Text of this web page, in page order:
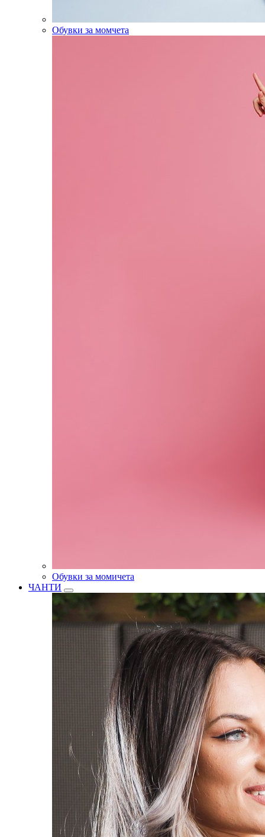
Обувки за момчета
Обувки за момичета
ЧАНТИ